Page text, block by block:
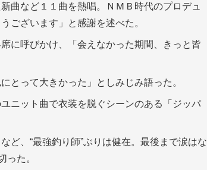
曲など１１曲を熱唱。ＮＭＢ時代のプロデュ
ございます」と感謝を述べた。
に呼びかけ、「会えなかった期間、きっと皆
とって大きかった」としみじみ語った。
ニット曲で衣装を脱ぐシーンのある「ジッパ
ど、“最強釣り師”ぶりは健在。最後まで涙はな
った。